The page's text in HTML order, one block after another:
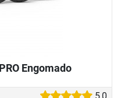
Engomado